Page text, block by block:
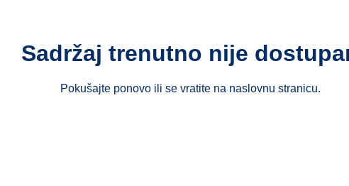
Sadržaj trenutno nije
Pokušajte ponovo ili se vratite na naslovnu stranicu.